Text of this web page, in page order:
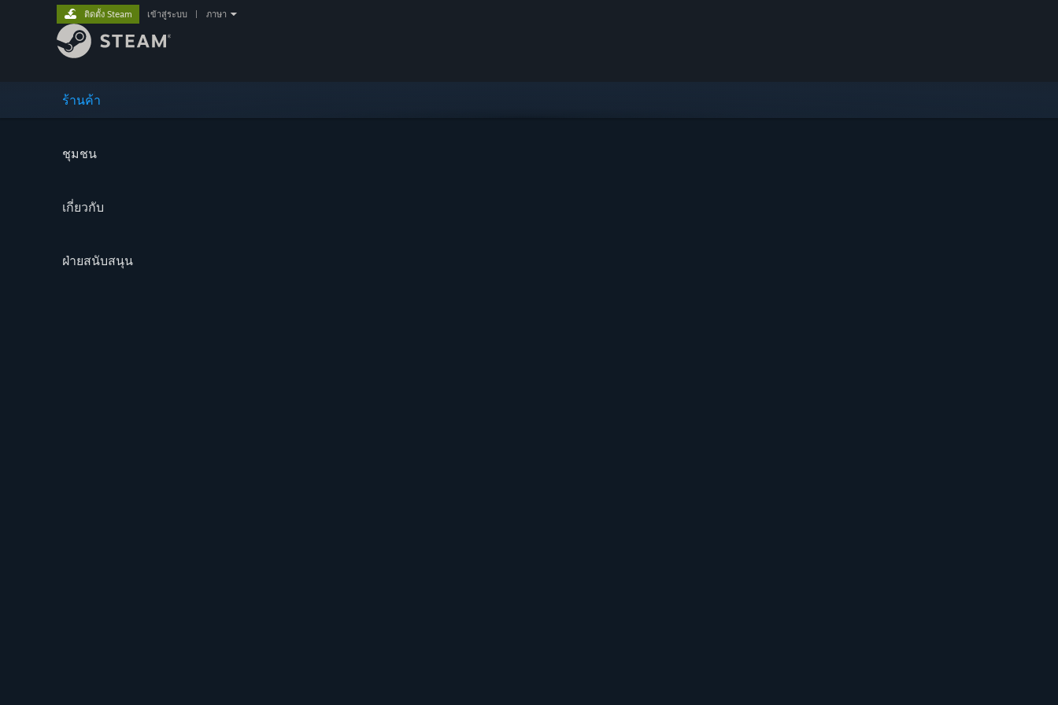
ร้านค้า
ชุมชน
เกี่ยวกับ
ฝ่ายสนับสนุน
ติดตั้ง Steam เข้าสู่ระบบ ภาษา